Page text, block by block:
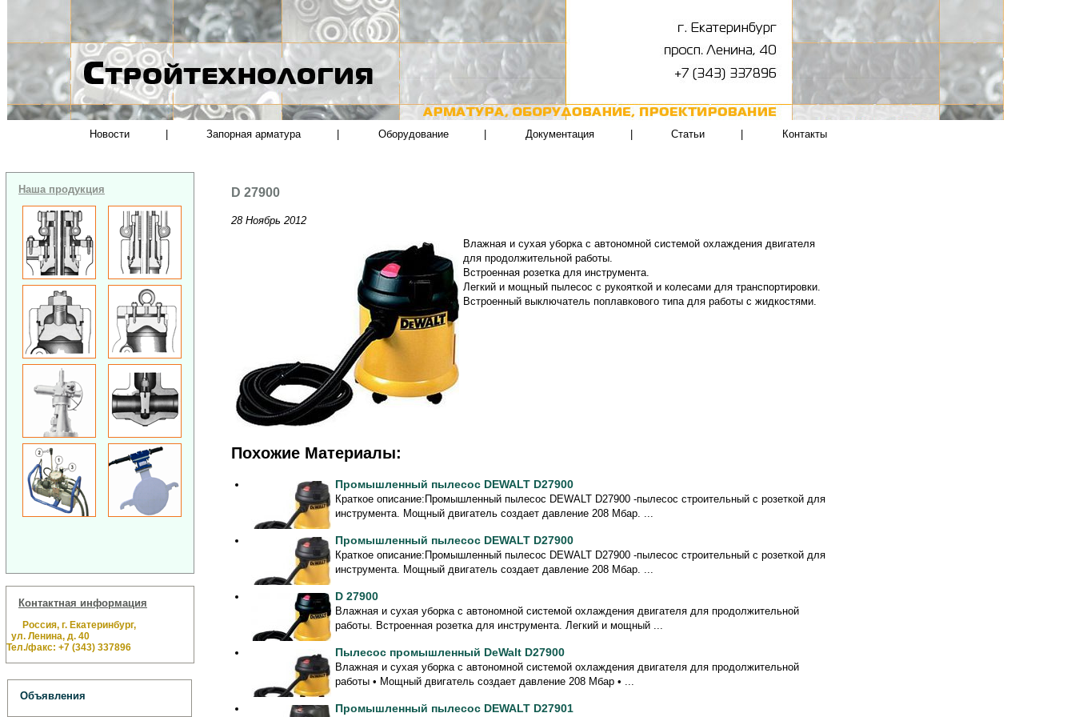
Новости Запорная арматура Оборудование Документация Статьи Контакты
Наша продукция
Контактная информация
Россия, г. Екатеринбург,
ул. Ленина, д. 40
Тел./факс: +7 (343) 337896
Объявления
D 27900
28 Ноябрь 2012
Влажная и сухая уборка с автономной системой охлаждения двигателя
для продолжительной работы.
Встроенная розетка для инструмента.
Легкий и мощный пылесос с рукояткой и колесами для транспортировки.
Встроенный выключатель поплавкового типа для работы с жидкостями.
Похожие Материалы:
Промышленный пылесос DEWALT D27900
Краткое описание:Промышленный пылесос DEWALT D27900 -пылесос строительный с розеткой для
инструмента. Мощный двигатель создает давление 208 Мбар. ...
Промышленный пылесос DEWALT D27900
Краткое описание:Промышленный пылесос DEWALT D27900 -пылесос строительный с розеткой для
инструмента. Мощный двигатель создает давление 208 Мбар. ...
D 27900
Влажная и сухая уборка с автономной системой охлаждения двигателя для продолжительной
работы. Встроенная розетка для инструмента. Легкий и мощный ...
Пылесос промышленный DeWalt D27900
Влажная и сухая уборка с автономной системой охлаждения двигателя для продолжительной
работы • Мощный двигатель создает давление 208 Мбар • ...
Промышленный пылесос DEWALT D27901